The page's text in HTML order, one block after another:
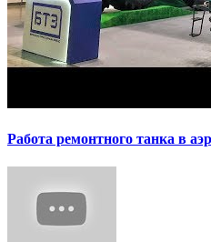
Работа ремонтного танка в